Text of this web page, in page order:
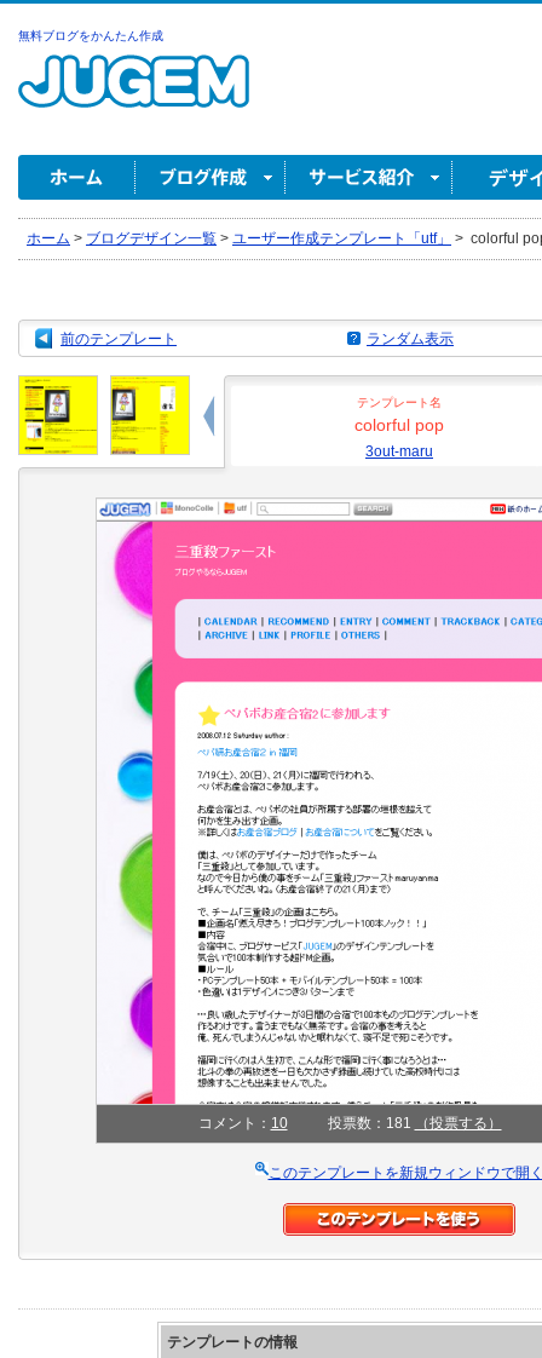
無料ブログをかんたん作成
ホーム > ブログデザイン一覧 > ユーザー作成テンプレート「utf」 > colorful
前のテンプレート ランダム表示
テンプレート名
colorful pop
3out-maru
コメント： 10 投票数：181 （投票する）
このテンプレートを新規ウィンドウで開
テンプレートの情報